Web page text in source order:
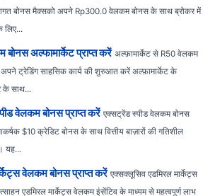
बोनस मैक्सको अपने Rp300.0 वेलकम बोनस के साथ ब्रोकर में
लिए...
अल्फामार्केट प्राप्त करें अल्फ़ामार्केट से R50 वेलकम
ट्रेडिंग साहसिक कार्य की शुरुआत करें अल्फ़ामार्केट के
के साथ...
वेलकम बोनस प्राप्त करें एक्सट्रेंड स्पीड वेलकम बोनस
$10 क्रेडिट बोनस के साथ वित्तीय बाज़ारों की गतिशील
यह...
वेलकम बोनस प्राप्त करें एक्सक्लूसिव एडमिरल मार्केट्स
एडमिरल मार्केट्स वेलकम इंसेंटिव के माध्यम से महत्वपूर्ण लाभ